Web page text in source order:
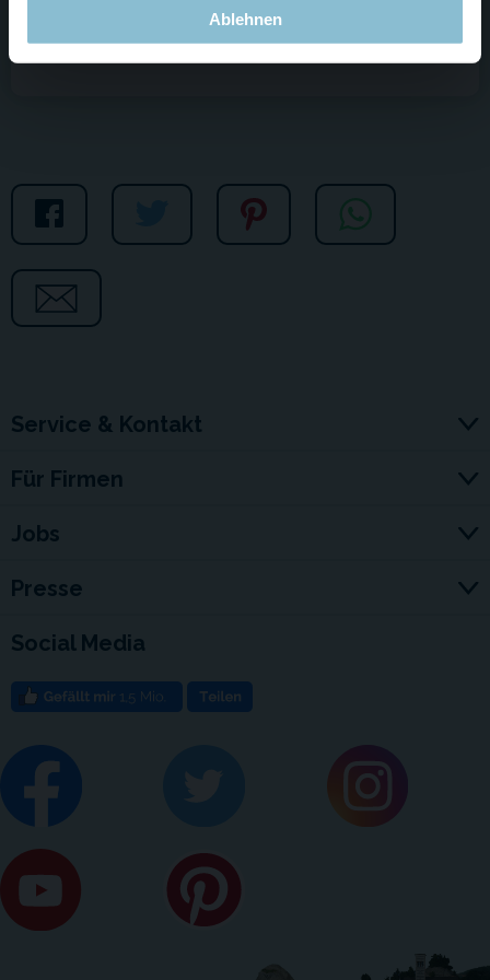
Ablehnen
Jetzt bewerben
Service & Kontakt
Für Firmen
Jobs
Presse
Social Media